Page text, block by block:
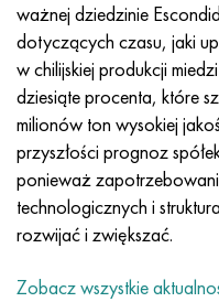
ważnej dziedzinie
dotyczących czasu, jaki
w chilijskiej produkcji
dziesiąte procenta, które
milionów ton wysokiej
przyszłości prognoz
ponieważ
technologicznych i
rozwijać i zwiększać.
Zobacz wszystkie
marowanie 250
Rene 41
Marażowanie 300
Marażowanie 350
Stop 50N
Stop 50NP
50NHS
Stop 52N
HN65VMTYU
KhN67MVTYu
KhN68VKTYU
KhN68VMTYUK-vd
2B
SPT-2 sv
AT3
3M
1.4542 - 17-4Ph®
Custom 455® - 1.4543 -
1.4545 - 15-5Ph®
1.4548 - 17-4Ph®
13H11N2V2MF
15x11mf
15х12vnmf
15Х12Н2MVFAB
C65500, CuAl11Fe3
C65620, CuSi3Fe2Zn3
C65100, CuSi1,5
Brąz cynowo-ołowiowy
AC14, 11SMnPb30
20G, 20min5
20XH3A, AISI 4320,
20HM, 24CrMo5, 20hm
R12F3, 1.3318, sw12
P18, 1.3355, hs18-0-1,
Stal węglowa
У10,1.1645, C105W1